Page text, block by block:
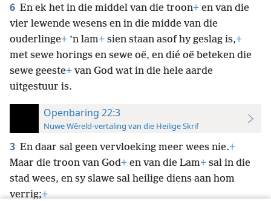
6 En ek het in die middel van die troon+ en van die
vier lewende wesens en in die midde van die
ouderlinge+ ’n lam+ sien staan asof hy geslag is,+
met sewe horings en sewe oë, en dié oë beteken die
sewe geeste+ van God wat in die hele aarde
uitgestuur is.
Openbaring 22:3
Nuwe Wêreld-vertaling van die Heilige Skrif
3 En daar sal geen vervloeking meer wees nie.+
Maar die troon van God+ en van die Lam+ sal in die
stad wees, en sy slawe sal heilige diens aan hom
verrig;+